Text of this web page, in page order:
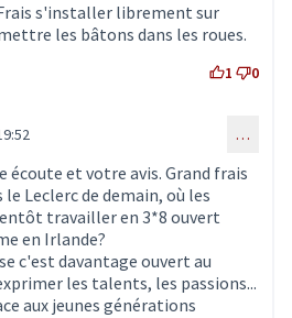
s'installer librement sur
les bâtons dans les roues.
1 0
au commentaire 2853) …
écoute et votre avis. Grand frais
Leclerc de demain, où les
travailler en 3*8 ouvert
en Irlande?
c'est davantage ouvert au
les talents, les passions...
aux jeunes générations